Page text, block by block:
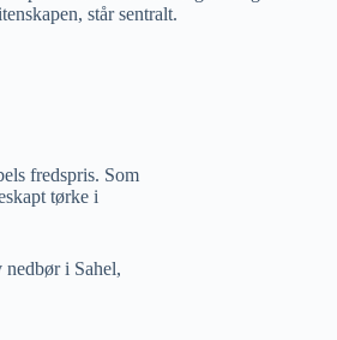
står sentralt.
fredspris. Som
tørke i
i Sahel,